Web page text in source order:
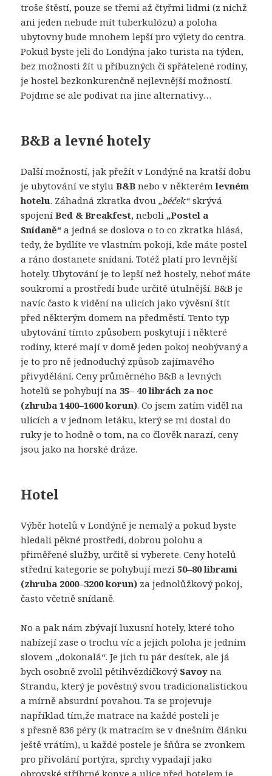
troše štěstí, pouze se třemi až čtyřmi lidmi (z nichž
ani jeden nebude mít tuberkulózu) a poloha
ubytovny bude mnohem lepší pro výlety do centra.
Pokud byste jeli do Londýna jako turista na týden,
bez možnosti žít u příbuzných či spřátelené rodiny,
je hostel bezkonkurenčně nejlevnější možností.
Pojdme se ale podivat na jine alternativy…
B&B a levné hotely
Další možností, jak přežít v Londýně na kratší dobu
je ubytování ve styluB&B nebo v některémlevném
hotelu. Záhadná zkratka dvou„béček“skrývá
spojeníBed & Breakfest, neboli „Postel a
Snídaně“ a jedná se doslova o to co zkratka hlásá,
tedy, že bydlíte ve vlastním pokoji, kde máte postel
a ráno dostanete snídani. Totéž platí pro levnější
hotely. Ubytování je to lepší než hostely, neboť máte
soukromí a prostředí bude určitě útulnější. B&B je
navíc často k vidění na ulicích jako vývěsní štít
před některým domem na předměstí. Tento typ
ubytování tímto způsobem poskytují i některé
rodiny, které mají v domě jeden pokoj neobývaný a
je to pro ně jednoduchý způsob zajímavého
přivydělání. Ceny průměrného B&B a levných
hotelů se pohybují na 35– 40 librách za noc
(zhruba 1400–1600 korun). Co jsem zatím viděl na
ulicích a v jednom letáku, který se mi dostal do
ruky je to hodně o tom, na co člověk narazí, ceny
jsou jako na horské dráze.
Hotel
Výběr hotelů v Londýně je nemalý a pokud byste
hledali pěkné prostředí, dobrou polohu a
přiměřené služby, určitě si vyberete. Ceny hotelů
střední kategorie se pohybují mezi50–80 librami
(zhruba 2000–3200 korun) za jednolůžkový pokoj,
často včetně snídaně.
No a pak nám zbývají luxusní hotely, které toho
nabízejí zase o trochu víc a jejich poloha je jedním
slovem „dokonalá“. Je jich tu pár desítek, ale já
bych osobně zvolil pětihvězdičkový Savoy na
Strandu, který je pověstný svou tradicionalistickou
a mírně absurdní povahou. Ta se projevuje
například tím,že matrace na každé posteli je
s přesně 836 péry (k matracím se v dnešním článku
ještě vrátím), u každé postele je šňůra se zvonkem
pro přivolání portýra, sprchy vypadají jako
obrovské stříbrné konve a ulice před hotelem je